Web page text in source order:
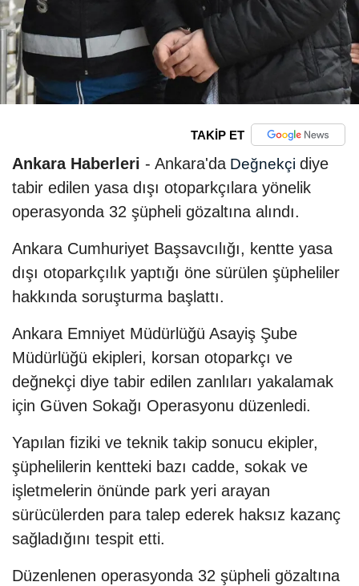
TAKİP ET
Ankara Haberleri - Ankara'daDeğnekçi diye
tabir edilen yasa dışı otoparkçılara yönelik
operasyonda 32 şüpheli gözaltına alındı.
Ankara Cumhuriyet Başsavcılığı, kentte yasa
dışı otoparkçılık yaptığı öne sürülen şüpheliler
hakkında soruşturma başlattı.
Ankara Emniyet Müdürlüğü Asayiş Şube
Müdürlüğü ekipleri, korsan otoparkçı ve
değnekçi diye tabir edilen zanlıları yakalamak
için Güven Sokağı Operasyonu düzenledi.
Yapılan fiziki ve teknik takip sonucu ekipler,
şüphelilerin kentteki bazı cadde, sokak ve
işletmelerin önünde park yeri arayan
sürücülerden para talep ederek haksız kazanç
sağladığını tespit etti.
Düzenlenen operasyonda 32 şüpheli gözaltına